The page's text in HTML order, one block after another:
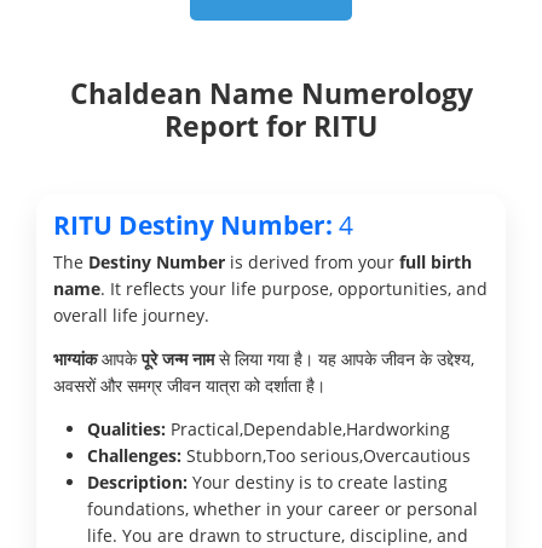
Chaldean Name Numerology
Report for RITU
RITU Destiny Number: 4
The Destiny Number is derived from your full birth
name. It reflects your life purpose, opportunities, and
overall life journey.
भाग्यांकआपकेपूरे जन्म नामसे लिया गया है। यह आपके जीवन के उद्देश्य,
अवसरों और समग्र जीवन यात्रा को दर्शाता है।
Qualities: Practical,Dependable,Hardworking
Challenges: Stubborn,Too serious,Overcautious
Description: Your destiny is to create lasting
foundations, whether in your career or personal
life. You are drawn to structure, discipline, and